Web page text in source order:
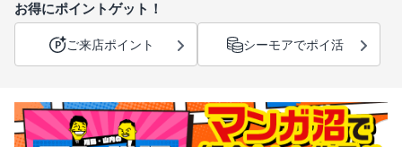
お得にポイントゲット！
ご来店ポイント シーモアでポイ活